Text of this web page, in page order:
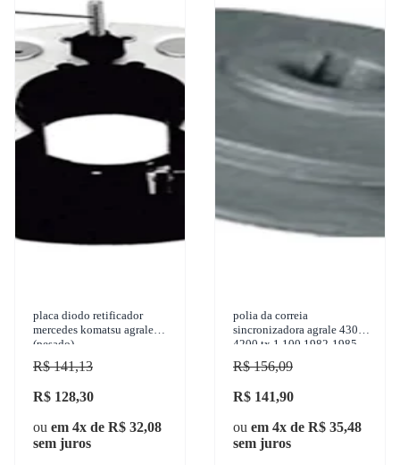
placa diodo retificador
mercedes komatsu agrale
(pesado)
R$ 141,13
R$ 128,30
ou em 4x de R$ 32,08
sem juros
polia da correia
sincronizadora agrale 4300
4200 tx 1.100 1982-1985
cinap - 11363671
R$ 156,09
R$ 141,90
ou em 4x de R$ 35,48
sem juros